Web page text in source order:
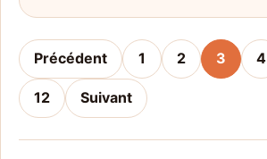
Précédent 1 2 3 4
12 Suivant